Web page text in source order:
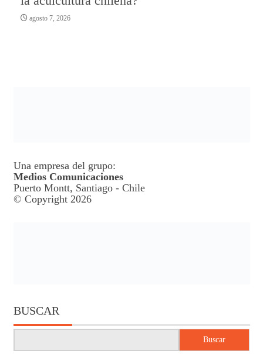
agosto 7, 2026
Una empresa del grupo:
Medios Comunicaciones
Puerto Montt, Santiago - Chile
© Copyright 2026
BUSCAR
Buscar